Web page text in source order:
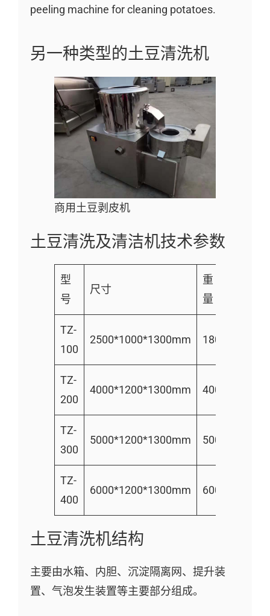
peeling machine for cleaning potatoes.
另一种类型的土豆清洗机
商用土豆剥皮机
土豆清洗及清洁机技术参数
型
号
尺寸
重
量
TZ-
100
2500*1000*1300mm 180
TZ-
200
4000*1200*1300mm 400
TZ-
300
5000*1200*1300mm 500
TZ-
400
6000*1200*1300mm 600
土豆清洗机结构
主要由水箱、内胆、沉淀隔离网、提升装
置、气泡发生装置等主要部分组成。